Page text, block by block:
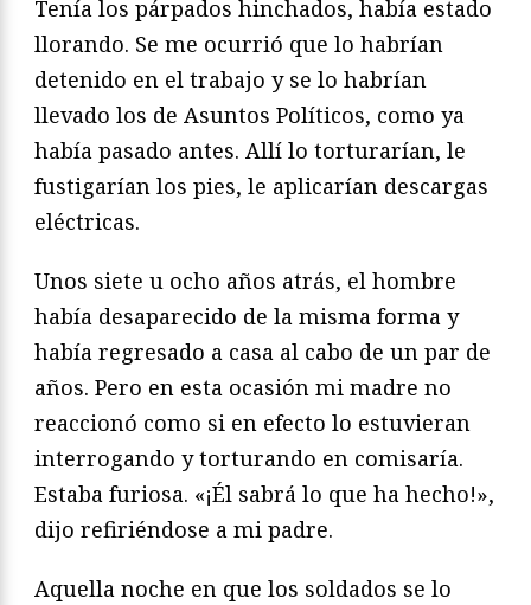
Tenía los párpados hinchados, había estado
llorando. Se me ocurrió que lo habrían
detenido en el trabajo y se lo habrían
llevado los de Asuntos Políticos, como ya
había pasado antes. Allí lo torturarían, le
fustigarían los pies, le aplicarían descargas
eléctricas.
Unos siete u ocho años atrás, el hombre
había desaparecido de la misma forma y
había regresado a casa al cabo de un par de
años. Pero en esta ocasión mi madre no
reaccionó como si en efecto lo estuvieran
interrogando y torturando en comisaría.
Estaba furiosa. «¡Él sabrá lo que ha hecho!»,
dijo refiriéndose a mi padre.
Aquella noche en que los soldados se lo